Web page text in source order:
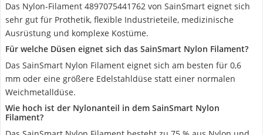
Das Nylon-Filament 4897075441762 von SainSmart eignet sich
sehr gut für Prothetik, flexible Industrieteile, medizinische
Ausrüstung und komplexe Kostüme.
Für welche Düsen eignet sich das SainSmart Nylon Filament?
Das SainSmart Nylon Filament eignet sich am besten für 0,6
mm oder eine größere Edelstahldüse statt einer normalen
Weichmetalldüse.
Wie hoch ist der Nylonanteil in dem SainSmart Nylon
Filament?